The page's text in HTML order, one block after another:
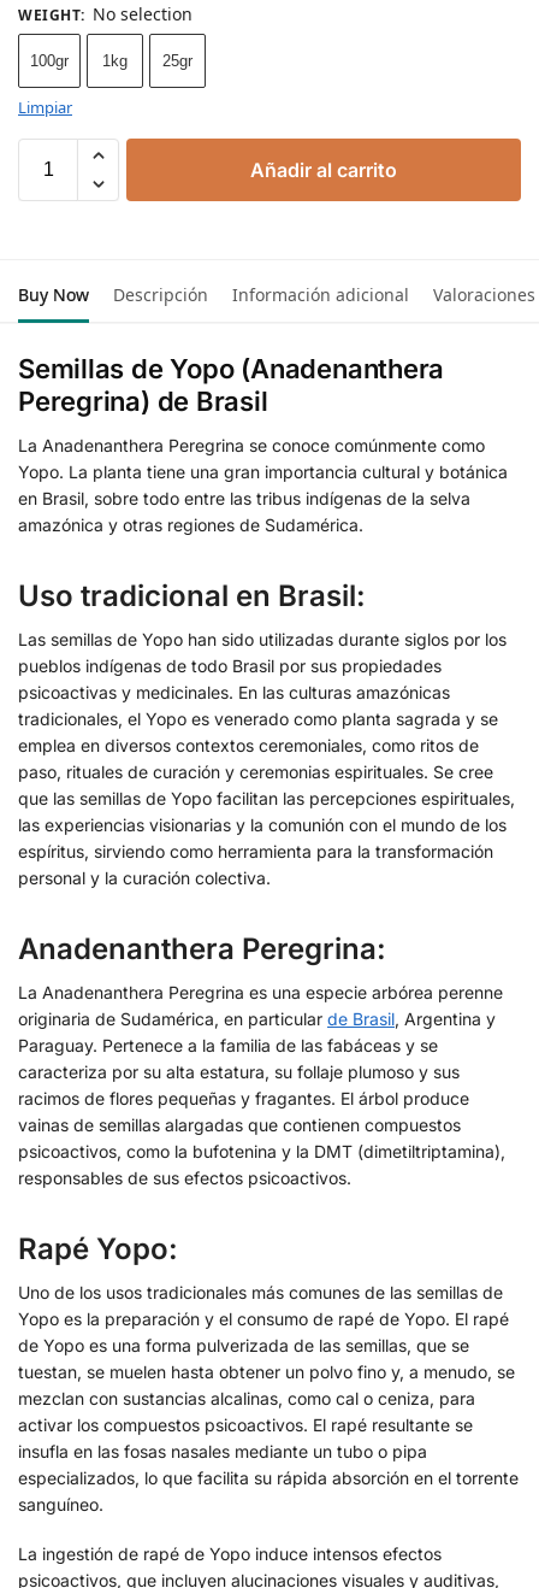
WEIGHT: No selection
100gr 1kg 25gr
Limpiar
Añadir al carrito
Buy Now Descripción Información adicional Valoraciones
Semillas de Yopo (Anadenanthera
Peregrina) de Brasil
La Anadenanthera Peregrina se conoce comúnmente como
Yopo. La planta tiene una gran importancia cultural y botánica
en Brasil, sobre todo entre las tribus indígenas de la selva
amazónica y otras regiones de Sudamérica.
Uso tradicional en Brasil:
Las semillas de Yopo han sido utilizadas durante siglos por los
pueblos indígenas de todo Brasil por sus propiedades
psicoactivas y medicinales. En las culturas amazónicas
tradicionales, el Yopo es venerado como planta sagrada y se
emplea en diversos contextos ceremoniales, como ritos de
paso, rituales de curación y ceremonias espirituales. Se cree
que las semillas de Yopo facilitan las percepciones espirituales,
las experiencias visionarias y la comunión con el mundo de los
espíritus, sirviendo como herramienta para la transformación
personal y la curación colectiva.
Anadenanthera Peregrina:
La Anadenanthera Peregrina es una especie arbórea perenne
originaria de Sudamérica, en particular de Brasil, Argentina y
Paraguay. Pertenece a la familia de las fabáceas y se
caracteriza por su alta estatura, su follaje plumoso y sus
racimos de flores pequeñas y fragantes. El árbol produce
vainas de semillas alargadas que contienen compuestos
psicoactivos, como la bufotenina y la DMT (dimetiltriptamina),
responsables de sus efectos psicoactivos.
Rapé Yopo:
Uno de los usos tradicionales más comunes de las semillas de
Yopo es la preparación y el consumo de rapé de Yopo. El rapé
de Yopo es una forma pulverizada de las semillas, que se
tuestan, se muelen hasta obtener un polvo fino y, a menudo, se
mezclan con sustancias alcalinas, como cal o ceniza, para
activar los compuestos psicoactivos. El rapé resultante se
insufla en las fosas nasales mediante un tubo o pipa
especializados, lo que facilita su rápida absorción en el torrente
sanguíneo.
La ingestión de rapé de Yopo induce intensos efectos
psicoactivos, que incluyen alucinaciones visuales y auditivas,